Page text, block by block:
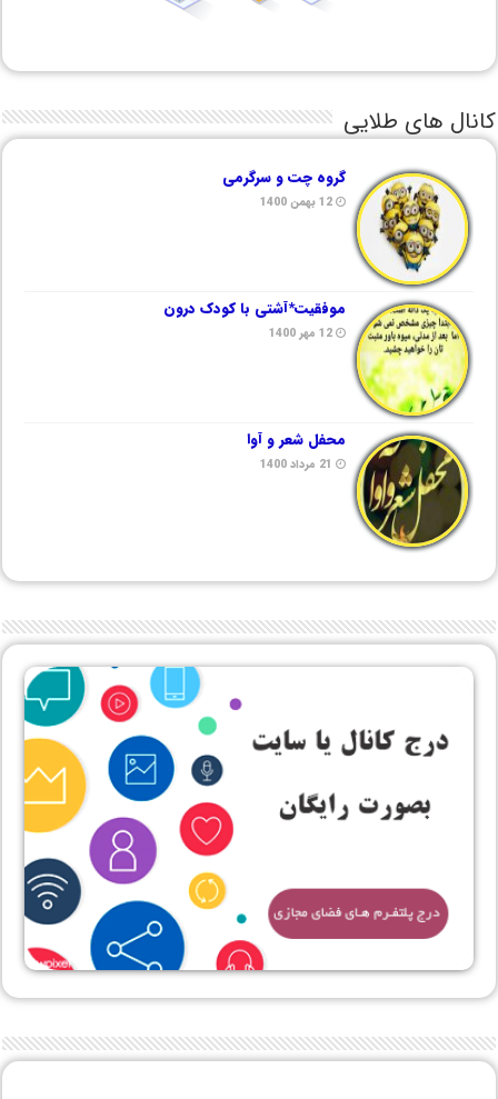
کانال های طلایی
گروه چت و سرگرمی
12 بهمن 1400
موفقیت*آشتی با کودک درون
12 مهر 1400
محفل شعر و آوا
21 مرداد 1400